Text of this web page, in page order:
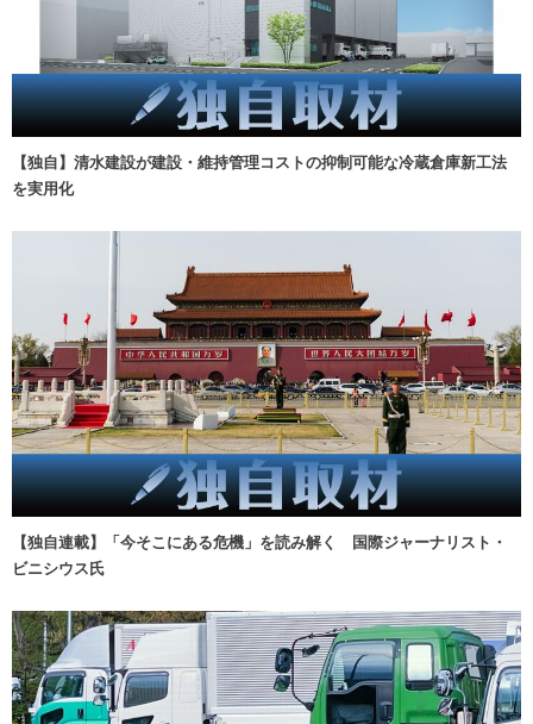
【独自】清水建設が建設・維持管理コストの抑制可能な冷蔵倉庫新工法
を実用化
【独自連載】「今そこにある危機」を読み解く 国際ジャーナリスト・
ビニシウス氏